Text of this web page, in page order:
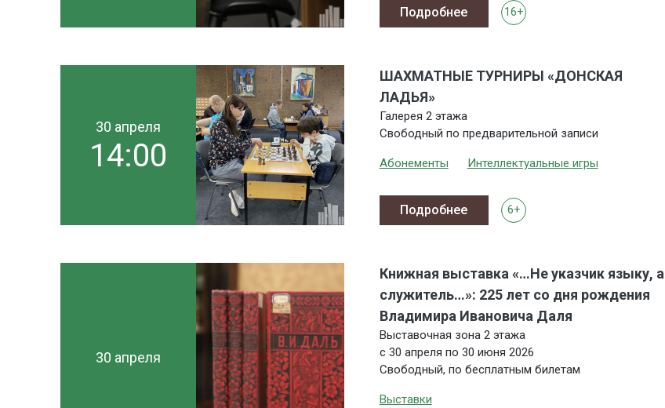
16+
Подробнее
30 апреля
14:00
ШАХМАТНЫЕ ТУРНИРЫ «ДОНСКАЯ
ЛАДЬЯ»
Галерея 2 этажа
Свободный по предварительной записи
Абонементы Интеллектуальные игры
6+
Подробнее
30 апреля
Книжная выставка «…Не указчик языку, а
служитель…»: 225 лет со дня рождения
Владимира Ивановича Даля
Выставочная зона 2 этажа
с 30 апреля по 30 июня 2026
Свободный, по бесплатным билетам
Выставки